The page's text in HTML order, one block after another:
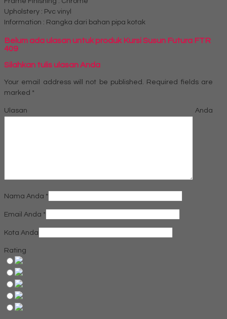
Upholstery : Pvc vinyl
Information : Rangka dari bahan pipa kotak
Belum ada ulasan untuk produk Kursi Susun Futura FTR
409
Silahkan tulis ulasan Anda
Your email address will not be published. Required fields are
marked *
Ulasan Anda
Nama Anda *
Email Anda *
Kota Anda
Rating